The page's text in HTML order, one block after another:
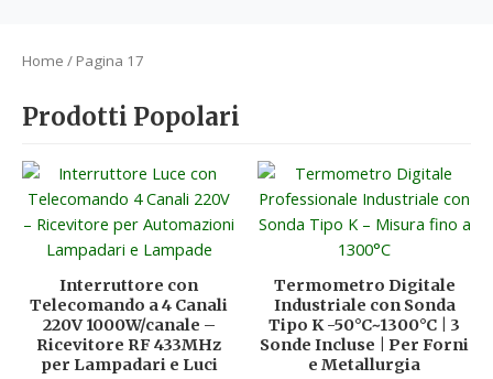
Home / Pagina 17
Prodotti Popolari
Interruttore con
Telecomando a 4 Canali
220V 1000W/canale –
Ricevitore RF 433MHz
per Lampadari e Luci
Termometro Digitale
Industriale con Sonda
Tipo K -50°C~1300°C | 3
Sonde Incluse | Per Forni
e Metallurgia